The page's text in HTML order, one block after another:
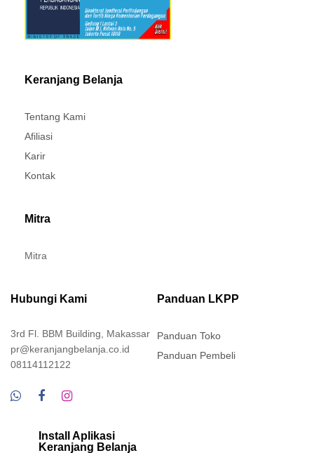
Keranjang Belanja
Tentang Kami
Afiliasi
Karir
Kontak
Mitra
Mitra
Hubungi Kami
3rd Fl. BBM Building, Makassar
pr@keranjangbelanja.co.id
08114112122
Panduan LKPP
Panduan Toko
Panduan Pembeli
Install Aplikasi
Keranjang Belanja